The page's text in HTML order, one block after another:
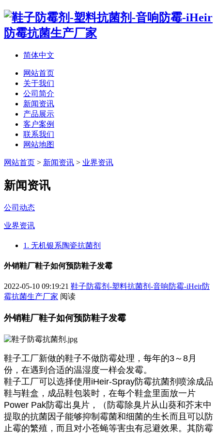
简体中文
网站首页
关于我们
公司简介
新闻资讯
产品展示
客户案例
联系我们
网站地图
网站首页 > 新闻资讯 > 业界资讯
新闻资讯
公司动态
业界资讯
1. 无机银系陶瓷抗菌剂
外销鞋厂鞋子如何预防鞋子发霉
2022-05-10 09:19:21 鞋子防霉剂-塑料抗菌剂-音响防霉-iHeir防
霉抗菌生产厂家 阅读
外销鞋厂鞋子如何预防鞋子发霉
鞋子工厂新做的鞋子不做防霉处理，每年的3～8月
份，在遇到合适的温湿度一样会发霉。
鞋子工厂可以选择使用iHeir-Spray防霉抗菌剂喷涂成品
鞋与鞋盒，成品鞋包装时，在每个鞋盒里面放一片
Power Pak防霉出臭片，（防霉除臭片从山葵和芥末中
提取的抗菌因子能够抑制霉菌和细菌的生长而且可以防
止霉的繁殖，而且对小苍蝇等害虫有忌避效果。其防霉